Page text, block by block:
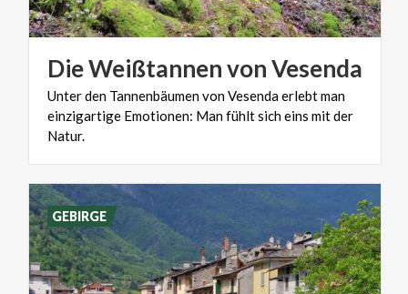
DieWeißtannenvonVesenda
Unter den Tannenbäumen von Vesenda erlebt man
einzigartige Emotionen: Man fühlt sich eins mit der
Natur.
GEBIRGE